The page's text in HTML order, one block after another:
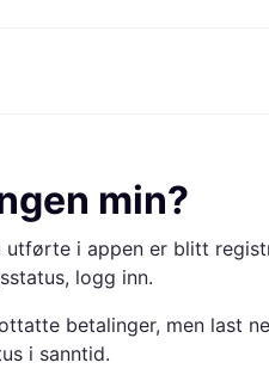
Klarna Saldo
Mobil & Wearables
Barn & Familie
Kjøretøy & Mobilitet
Hage & Utemiljø
Hvitevarer
Bøker, Filmer & Musikk
min?
i appen er blitt
logg inn.
betalinger, men last
i sanntid.